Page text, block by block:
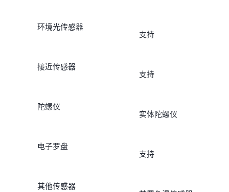
环境光传感器
支持
接近传感器
支持
陀螺仪
实体陀螺仪
电子罗盘
支持
其他传感器